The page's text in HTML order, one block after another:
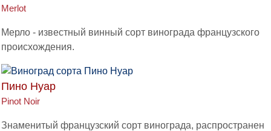
Merlot
Мерло - известный винный сорт винограда французского
происхождения.
Пино Нуар
Pinot Noir
Знаменитый французский сорт винограда, распространен